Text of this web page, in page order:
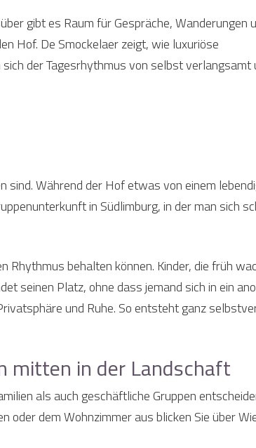
gibt es Raum für Gespräche, Wanderungen
Hof. De Smockelaer zeigt, wie luxuriöse
der Tagesrhythmus von selbst verlangsamt
sind. Während der Hof etwas von einem
in Südlimburg, in der man sich
Rhythmus behalten können. Kinder, die früh
seinen Platz, ohne dass jemand sich in ein
und Ruhe. So entsteht ganz
mitten in der Landschaft
als auch geschäftliche Gruppen
oder dem Wohnzimmer aus blicken Sie über